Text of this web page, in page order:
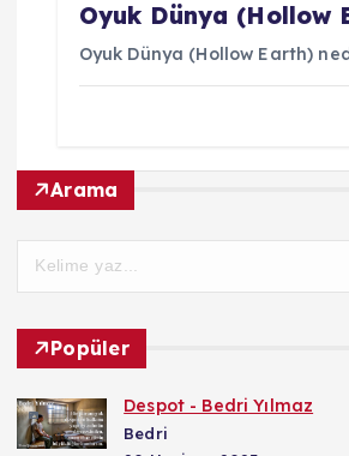
Oyuk Dünya (Hollow
Oyuk Dünya (Hollow Earth)
Arama
Popüler
Despot - Bedri Yılmaz
Bedri